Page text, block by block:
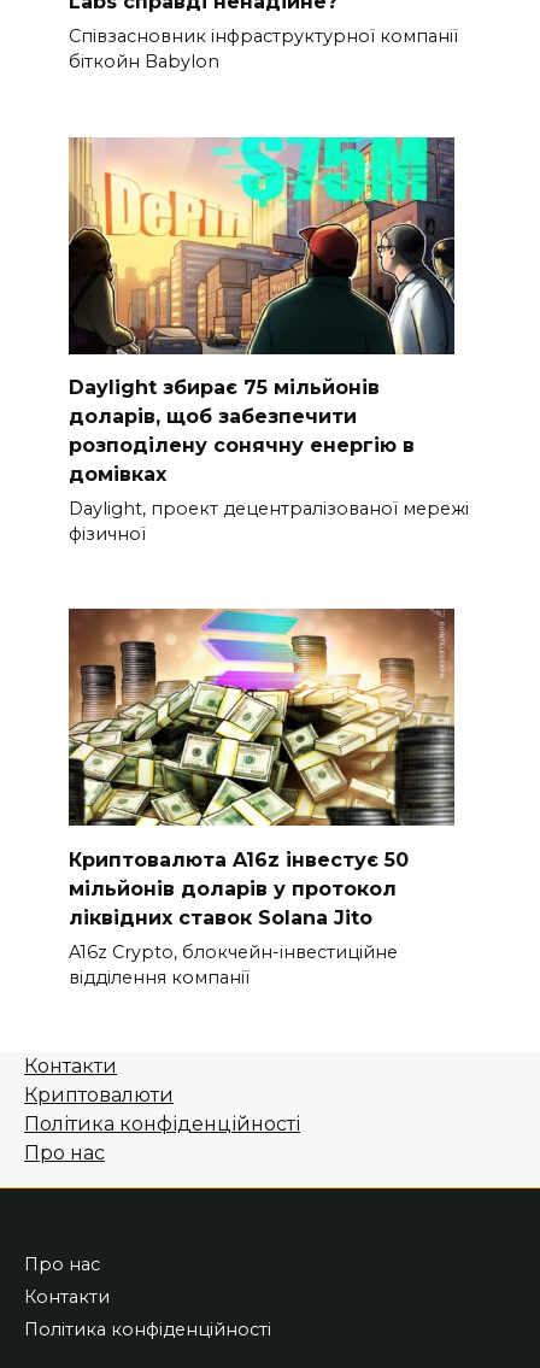
Співзасновник інфраструктурної компанії
біткойн Babylon
Daylight збирає 75 мільйонів
доларів, щоб забезпечити
розподілену сонячну енергію в
домівках
Daylight, проект децентралізованої мережі
фізичної
Криптовалюта A16z інвестує 50
мільйонів доларів у протокол
ліквідних ставок Solana Jito
A16z Crypto, блокчейн-інвестиційне
відділення компанії
Контакти
Криптовалюти
Політика конфіденційності
Про нас
Про нас
Контакти
Політика конфіденційності